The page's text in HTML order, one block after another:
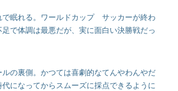
で眠れる。ワールドカップ サッカーが終わ
で体調は最悪だが、実に面白い決勝戦だっ
ルの裏側。かつては喜劇的なてんやわんやだ
代になってからスムーズに採点できるように